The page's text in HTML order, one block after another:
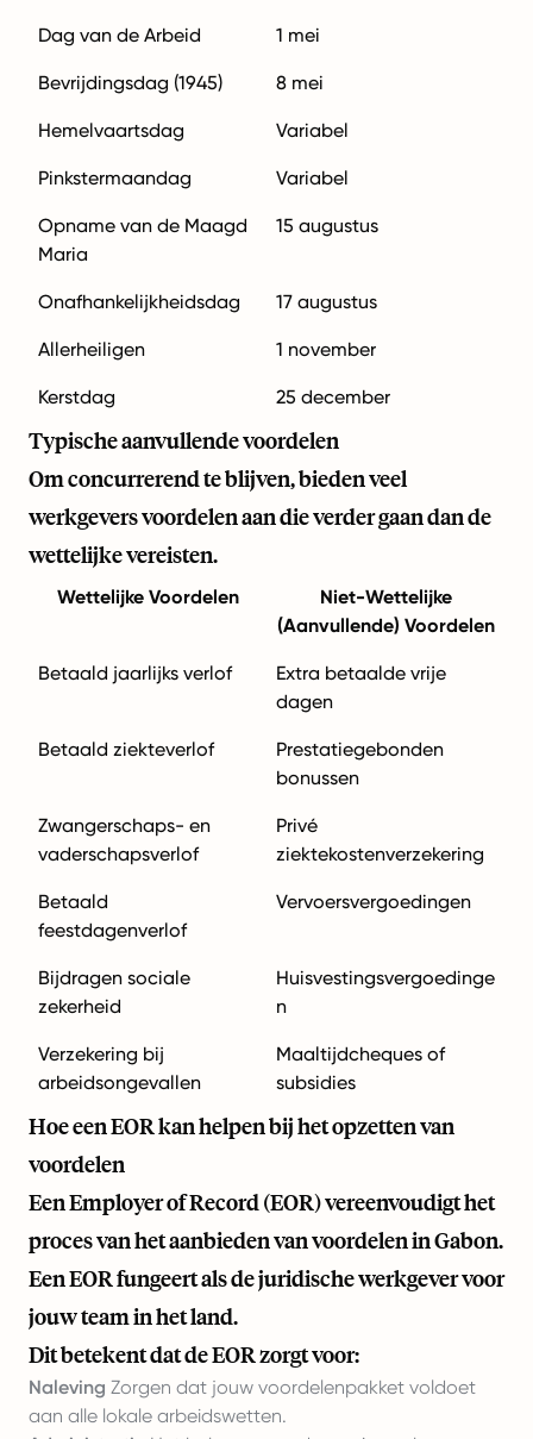
Dag van de Arbeid 1 mei
Bevrijdingsdag (1945) 8 mei
Hemelvaartsdag Variabel
Pinkstermaandag Variabel
Opname van de Maagd
Maria
15 augustus
Onafhankelijkheidsdag 17 augustus
Allerheiligen 1 november
Kerstdag 25 december
Typische aanvullende voordelen
Om concurrerend te blijven, bieden veel
werkgevers voordelen aan die verder gaan dan de
wettelijke vereisten.
Wettelijke Voordelen
Niet-Wettelijke
(Aanvullende) Voordelen
Betaald jaarlijks verlof
Extra betaalde vrije
dagen
Betaald ziekteverlof
Prestatiegebonden
bonussen
Zwangerschaps- en
vaderschapsverlof
Privé
ziektekostenverzekering
Betaald
feestdagenverlof
Vervoersvergoedingen
Bijdragen sociale
zekerheid
Huisvestingsvergoedinge
n
Verzekering bij
arbeidsongevallen
Maaltijdcheques of
subsidies
Hoe een EOR kan helpen bij het opzetten van
voordelen
Een Employer of Record (EOR) vereenvoudigt het
proces van het aanbieden van voordelen in Gabon.
Een EOR fungeert als de juridische werkgever voor
jouw team in het land.
Dit betekent dat de EOR zorgt voor:
Naleving Zorgen dat jouw voordelenpakket voldoet
aan alle lokale arbeidswetten.